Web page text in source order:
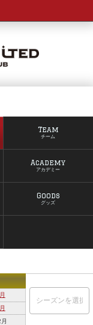
Team
チーム
Academy
アカデミー
Goods
グッズ